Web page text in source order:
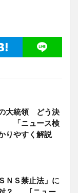
大統領 どう決
ニュース検
りやすく解説
ＮＳ禁止法」に